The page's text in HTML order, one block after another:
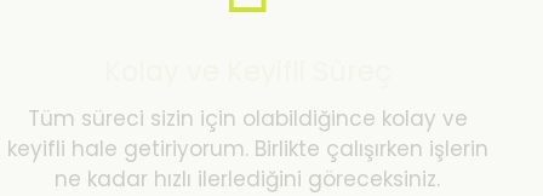
Tüm süreci sizin için olabildiğince kolay ve
keyifli hale getiriyorum. Birlikte çalışırken işlerin
ne kadar hızlı ilerlediğini göreceksiniz.